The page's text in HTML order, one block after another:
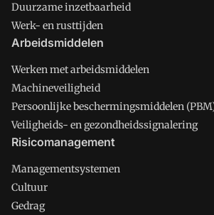
Duurzame inzetbaarheid
Werk- en rusttijden
Arbeidsmiddelen
Werken met arbeidsmiddelen
Machineveiligheid
Persoonlijke beschermingsmiddelen
Veiligheids- en gezondheidssignalering
Risicomanagement
Managementsystemen
Cultuur
Gedrag